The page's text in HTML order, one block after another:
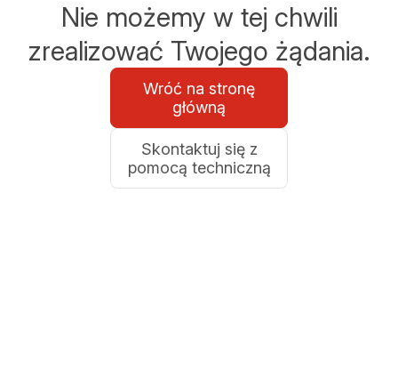
Nie możemy w tej chwili
zrealizować Twojego żądania.
Wróć na stronę
główną
Skontaktuj się z
pomocą techniczną